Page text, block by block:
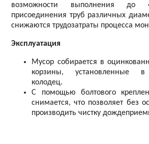
возможности выполнения до
присоединения труб различных
снижаются трудозатраты процесса
Эксплуатация
Мусор собирается в
корзины, установленные
колодец.
С помощью болтового
снимается, что позволяет без
производить чистку